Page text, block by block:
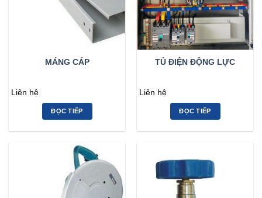
MÁNG CÁP
Liên hệ
ĐỌC TIẾP
TỦ ĐIỆN ĐỘNG LỰC
Liên hệ
ĐỌC TIẾP